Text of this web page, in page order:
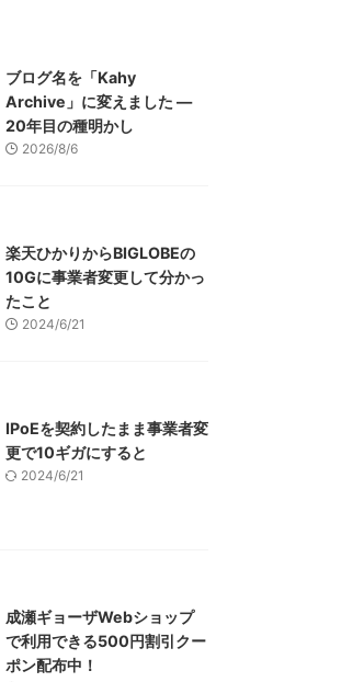
ブログ名を「Kahy
Archive」に変えました ―
20年目の種明かし
2026/8/6
楽天ひかりからBIGLOBEの
10Gに事業者変更して分かっ
たこと
2024/6/21
IPoEを契約したまま事業者変
更で10ギガにすると
2024/6/21
成瀬ギョーザWebショップ
で利用できる500円割引クー
ポン配布中！